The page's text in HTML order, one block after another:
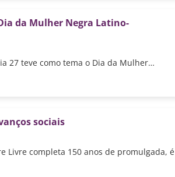
da Mulher Negra Latino-
27 teve como tema o Dia da Mulher…
sociais
Livre completa 150 anos de promulgada, é